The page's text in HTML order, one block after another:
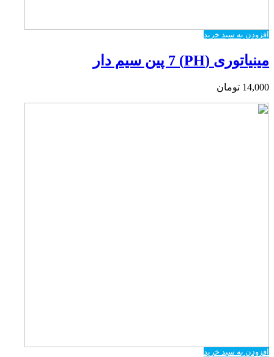
افزودن به سبد خرید
مینیاتوری (PH) 7 پین سیم دار
14,000 تومان
افزودن به سبد خرید